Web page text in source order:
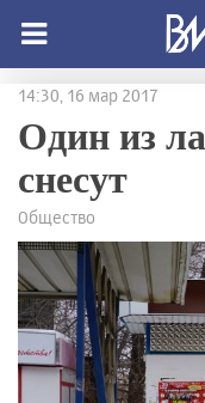
14:30, 16 мар 2017
Один из
снесут
Общество